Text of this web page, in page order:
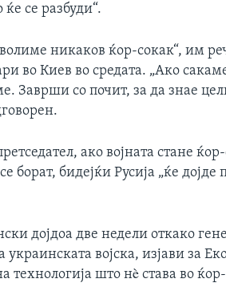
се разбуди“.
никаков ќор-сокак“, им
во Киев во средата. „Ако
Заврши со почит, за да знае
ако војната стане
борат, бидејќи Русија „ќе дојде
дојдоа две недели откако
војска, изјави за
технологија што нè става во